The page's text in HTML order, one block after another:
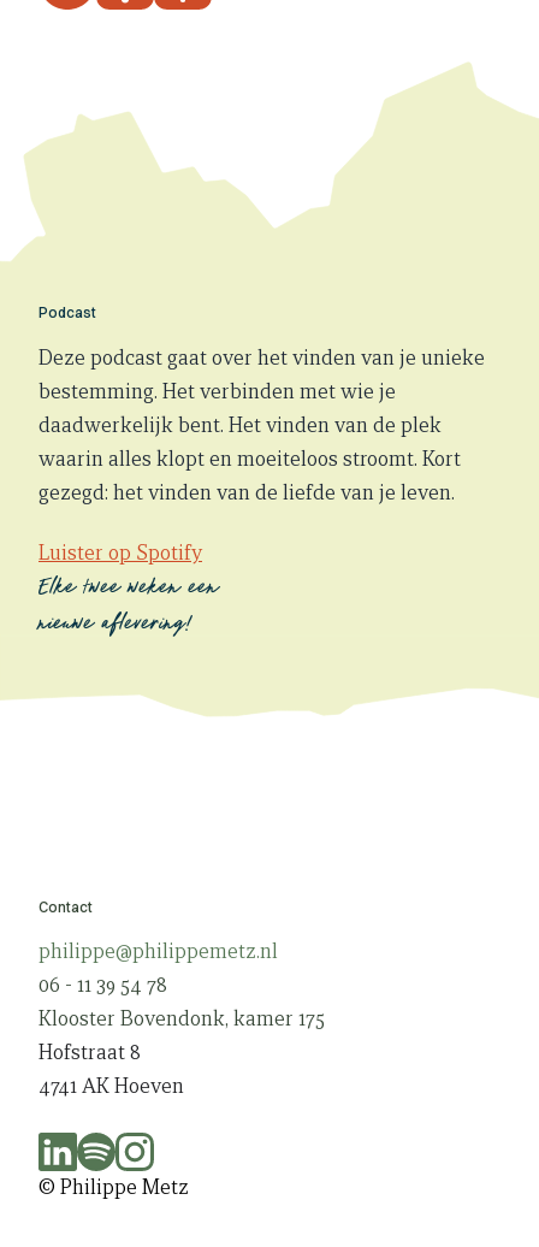
Podcast
Deze podcast gaat over het vinden van je unieke
bestemming. Het verbinden met wie je
daadwerkelijk bent. Het vinden van de plek
waarin alles klopt en moeiteloos stroomt. Kort
gezegd: het vinden van de liefde van je leven.
Luister op Spotify
Elke twee weken een
nieuwe aflevering!
Contact
philippe@philippemetz.nl
06 - 11 39 54 78
Klooster Bovendonk, kamer 175
Hofstraat 8
4741 AK Hoeven
© Philippe Metz